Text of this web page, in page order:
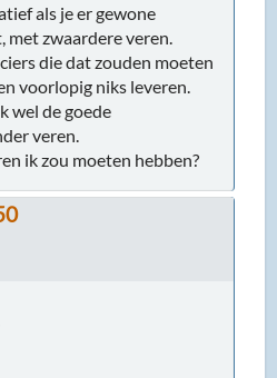
als je er gewone
met zwaardere veren.
die dat zouden moeten
voorlopig niks leveren.
wel de goede
veren.
ik zou moeten hebben?